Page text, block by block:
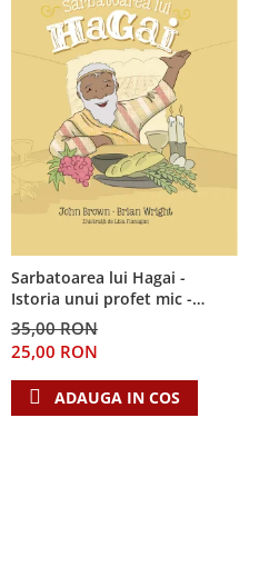
Sarbatoarea lui Hagai -
Istoria unui profet mic -
Seria: Cei 12 cutezatori
35,00 RON
25,00 RON
ADAUGA IN COS